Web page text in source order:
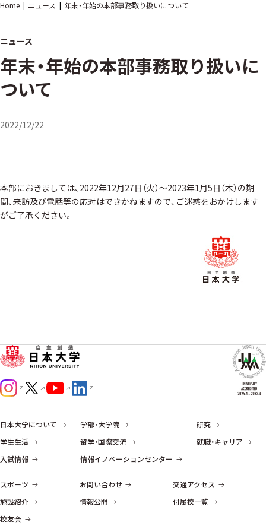
Home ニュース 年末・年始の本部事務取り扱いについて
ニュース
年末・年始の本部事務取り扱いに
ついて
2022/12/22
本部におきましては、2022年12月27日（火）～2023年1月5日（木）の期
間、来訪及び電話等の応対はできかねますので、ご迷惑をおかけします
がご了承ください。
日本大学について 学部・大学院
研究
学生生活
留学・国際交流
就職・キャリア
入試情報
情報イノベーションセンター
スポーツ お問い合わせ
交通アクセス
施設紹介
情報公開
付属校一覧
校友会